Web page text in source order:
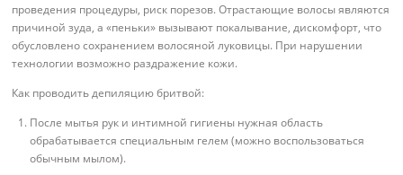
проведения процедуры, риск порезов. Отрастающие волосы являются
причиной зуда, а «пеньки» вызывают покалывание, дискомфорт, что
обусловлено сохранением волосяной луковицы. При нарушении
технологии возможно раздражение кожи.
Как проводить депиляцию бритвой:
После мытья рук и интимной гигиены нужная область
обрабатывается специальным гелем (можно воспользоваться
обычным мылом).